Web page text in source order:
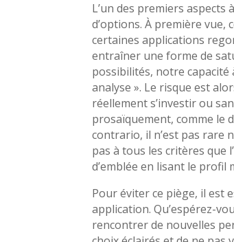
L’un des premiers
d’options. À première
certaines applications
entraîner une forme de
possibilités, notre capacité
analyse ». Le risque est
réellement s’investir ou
prosaïquement, comme le
contrario, il n’est pas rare
pas à tous les critères que
d’emblée en lisant le profil
Pour éviter ce piège, il est
application. Qu’espérez-
rencontrer de nouvelles